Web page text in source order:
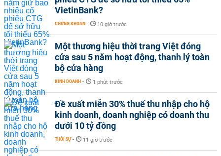
VietinBank?
CHỨNG KHOÁN - 10 giờ trước
Một thương hiệu thời trang Việt đóng
cửa sau 5 năm hoạt động, thanh lý toàn
bộ cửa hàng
KINH DOANH - 1 phút trước
Đề xuất miễn 30% thuế thu nhập cho hộ
kinh doanh, doanh nghiệp có doanh thu
dưới 10 tỷ đồng
THỜI SỰ - 11 giờ trước